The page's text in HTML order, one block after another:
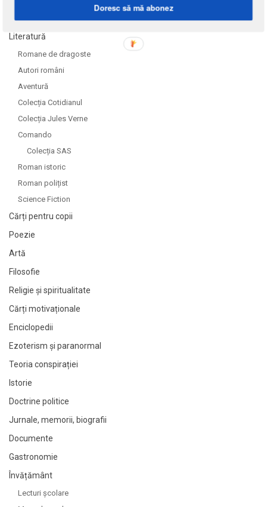
Literatură
Romane de dragoste
Autori români
Aventură
Colecția Cotidianul
Colecția Jules Verne
Comando
Colecția SAS
Roman istoric
Roman polițist
Science Fiction
Cărți pentru copii
Poezie
Artă
Filosofie
Religie și spiritualitate
Cărți motivaționale
Enciclopedii
Ezoterism și paranormal
Teoria conspirației
Istorie
Doctrine politice
Jurnale, memorii, biografii
Documente
Gastronomie
Învățământ
Lecturi şcolare
Doresc să mă abonez